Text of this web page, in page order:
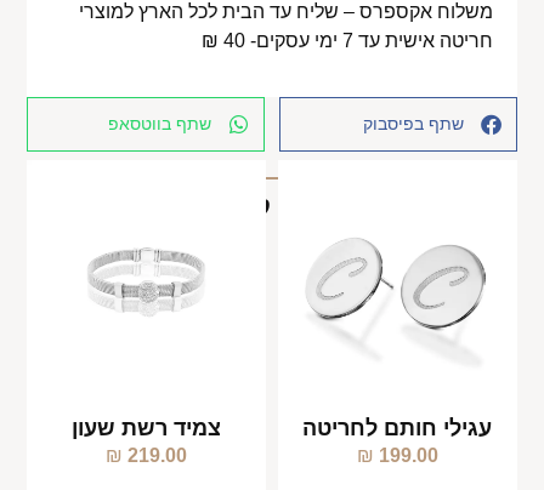
משלוח אקספרס – שליח עד הבית לכל הארץ למוצרי
חריטה אישית עד 7 ימי עסקים- 40 ₪
שתף בפיסבוק שתף בווטסאפ
מוצרים קשורים
עגילי חותם לחריטה
199.00
₪
צמיד רשת שעון
219.00
₪